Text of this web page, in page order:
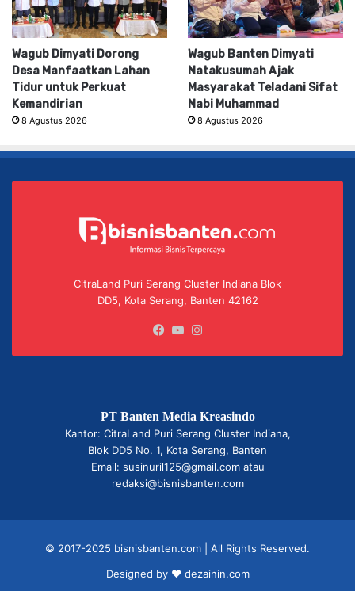
Wagub Dimyati Dorong
Desa Manfaatkan Lahan
Tidur untuk Perkuat
Kemandirian
8 Agustus 2026
Wagub Banten Dimyati
Natakusumah Ajak
Masyarakat Teladani Sifat
Nabi Muhammad
8 Agustus 2026
CitraLand Puri Serang Cluster Indiana Blok
DD5, Kota Serang, Banten 42162
Facebook
YouTube
PT Banten Media Kreasindo
Kantor: CitraLand Puri Serang Cluster Indiana,
Blok DD5 No. 1, Kota Serang, Banten
Email: susinuril125@gmail.com atau
redaksi@bisnisbanten.com
© 2017-2025 bisnisbanten.com | All Rights Reserved.
Designed by ❤ dezainin.com